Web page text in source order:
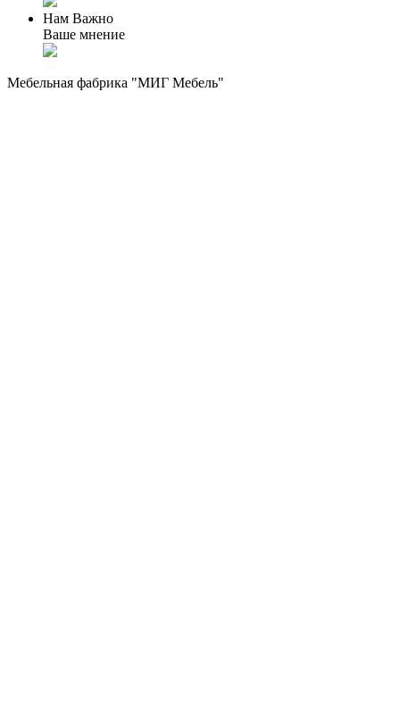
Нам Важно
Ваше мнение
Мебельная фабрика "МИГ Мебель"